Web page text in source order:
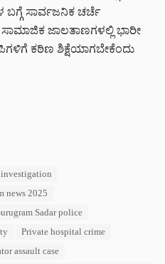
ಬಗ್ಗೆ ಸಾರ್ವಜನಿಕ ಚರ್ಚೆ
ಜಾಲತಾಣಗಳಲ್ಲಿ ಭಾರೀ
ಕಠಿಣ ಶಿಕ್ಷೆಯಾಗಬೇಕೆಂದು
news 2025
Sadar police
Private hospital crime
assault case